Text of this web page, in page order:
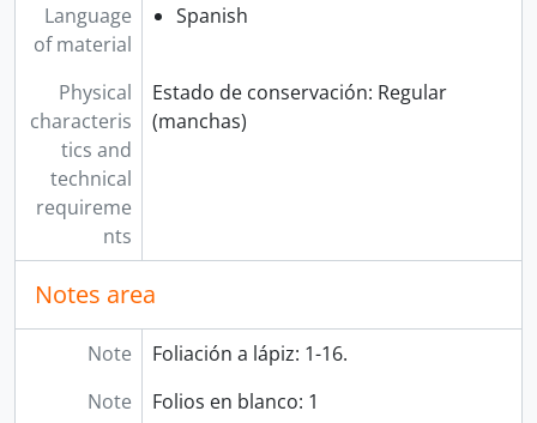
Language
of material
Spanish
Physical
characteris
tics and
technical
requireme
nts
Estado de conservación: Regular
(manchas)
Notes area
Note
Foliación a lápiz: 1-16.
Note
Folios en blanco: 1